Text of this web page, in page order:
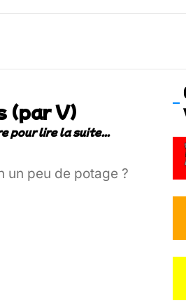
18 juillet (Vaulx-en-Velin)
(par V)
un peu de potage ?